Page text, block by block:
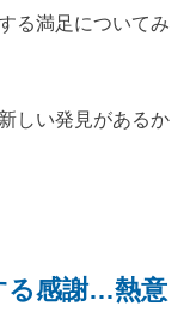
る満足についてみ
しい発見があるか
る感謝…熱意